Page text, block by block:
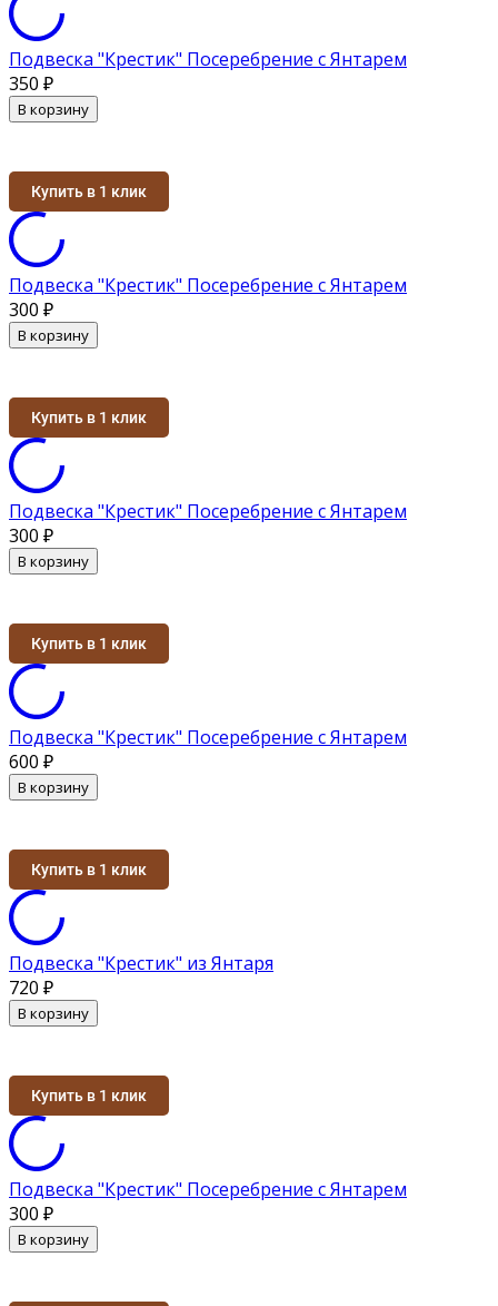
Подвеска "Крестик" Посеребрение с Янтарем
350 ₽
В корзину
Купить в 1 клик
Подвеска "Крестик" Посеребрение с Янтарем
300 ₽
В корзину
Купить в 1 клик
Подвеска "Крестик" Посеребрение с Янтарем
300 ₽
В корзину
Купить в 1 клик
Подвеска "Крестик" Посеребрение с Янтарем
600 ₽
В корзину
Купить в 1 клик
Подвеска "Крестик" из Янтаря
720 ₽
В корзину
Купить в 1 клик
Подвеска "Крестик" Посеребрение с Янтарем
300 ₽
В корзину